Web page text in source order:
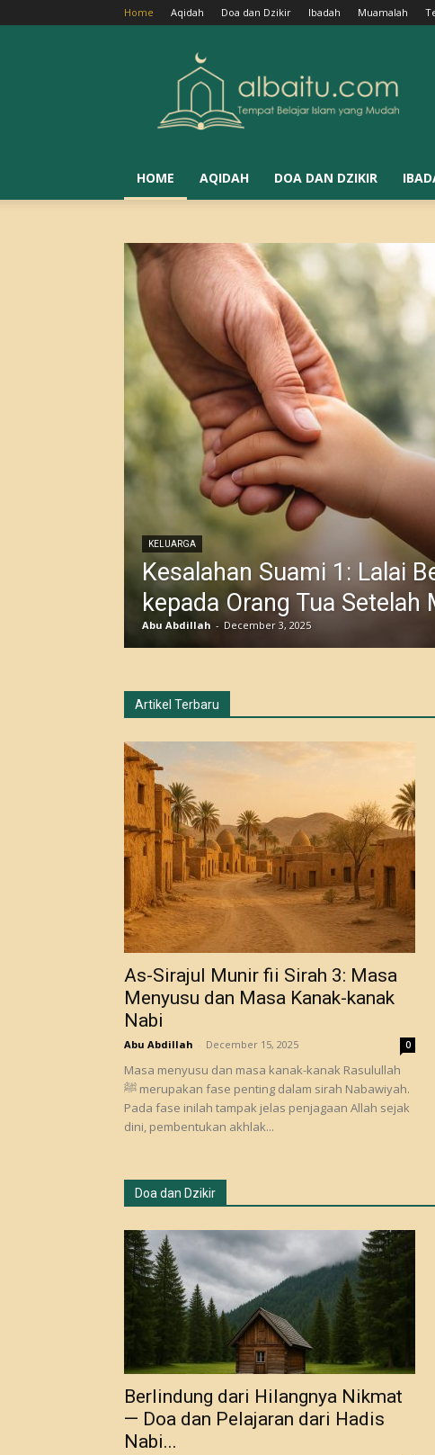
Home Aqidah Doa dan Dzikir Ibadah Muamalah
HOME AQIDAH DOA DAN DZIKIR
KELUARGA
Kesalahan Suami 1: Lalai
kepada Orang Tua Setelah
Abu Abdillah - December 3, 2025
Artikel Terbaru
As-Sirajul Munir fii Sirah 3: Masa
Menyusu dan Masa Kanak-kanak
Nabi
Abu Abdillah - December 15, 2025 0
Masa menyusu dan masa kanak-kanak Rasulullah
ﷺ merupakan fase penting dalam sirah Nabawiyah.
Pada fase inilah tampak jelas penjagaan Allah sejak
dini, pembentukan akhlak...
Doa dan Dzikir
Berlindung dari Hilangnya Nikmat
— Doa dan Pelajaran dari Hadis
Nabi...